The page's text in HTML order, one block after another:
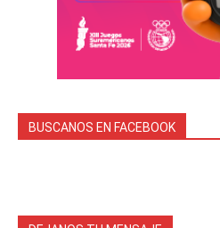
BUSCANOS EN FACEBOOK